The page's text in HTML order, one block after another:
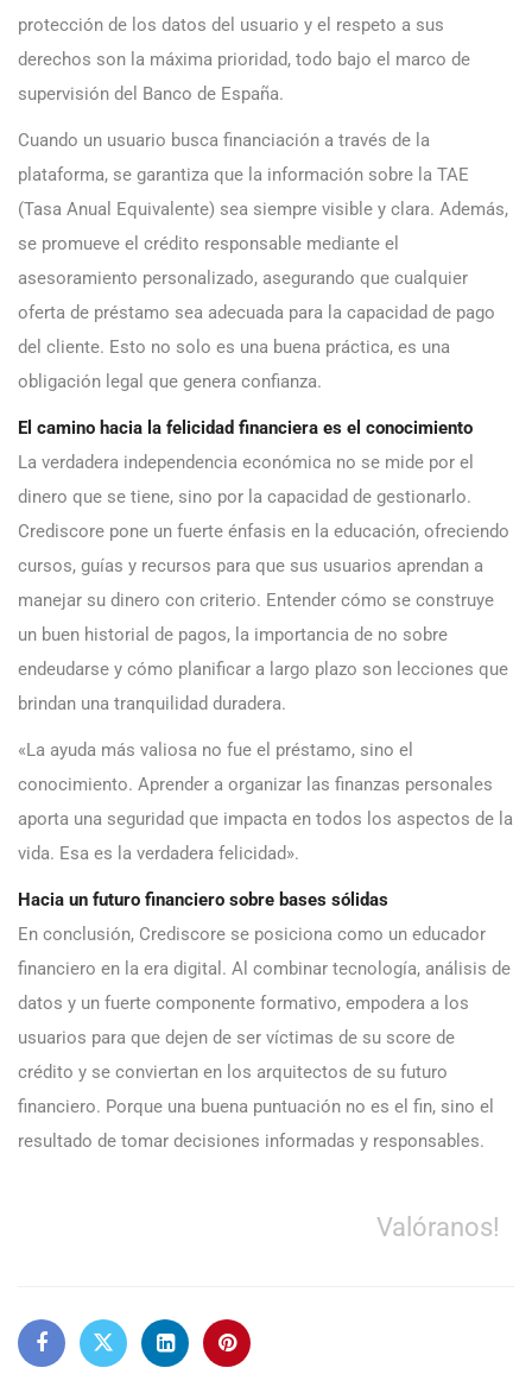
protección de los datos del usuario y el respeto a sus
derechos son la máxima prioridad, todo bajo el marco de
supervisión del Banco de España.
Cuando un usuario busca financiación a través de la
plataforma, se garantiza que la información sobre la TAE
(Tasa Anual Equivalente) sea siempre visible y clara. Además,
se promueve el crédito responsable mediante el
asesoramiento personalizado, asegurando que cualquier
oferta de préstamo sea adecuada para la capacidad de pago
del cliente. Esto no solo es una buena práctica, es una
obligación legal que genera confianza.
El camino hacia la felicidad financiera es el conocimiento
La verdadera independencia económica no se mide por el
dinero que se tiene, sino por la capacidad de gestionarlo.
Crediscore pone un fuerte énfasis en la educación, ofreciendo
cursos, guías y recursos para que sus usuarios aprendan a
manejar su dinero con criterio. Entender cómo se construye
un buen historial de pagos, la importancia de no sobre
endeudarse y cómo planificar a largo plazo son lecciones que
brindan una tranquilidad duradera.
«La ayuda más valiosa no fue el préstamo, sino el
conocimiento. Aprender a organizar las finanzas personales
aporta una seguridad que impacta en todos los aspectos de la
vida. Esa es la verdadera felicidad».
Hacia un futuro financiero sobre bases sólidas
En conclusión, Crediscore se posiciona como un educador
financiero en la era digital. Al combinar tecnología, análisis de
datos y un fuerte componente formativo, empodera a los
usuarios para que dejen de ser víctimas de su score de
crédito y se conviertan en los arquitectos de su futuro
financiero. Porque una buena puntuación no es el fin, sino el
resultado de tomar decisiones informadas y responsables.
Valóranos!